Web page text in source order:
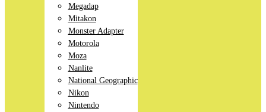
Megadap
Mitakon
Monster Adapter
Motorola
Moza
Nanlite
National Geographic
Nikon
Nintendo